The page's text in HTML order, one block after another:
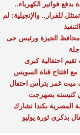
فواتير الكهرباء..
للقرار.. والإنجيلية: لم
الجيزة ورئيس حى
احتفالية كبرى
افتتاح قناة السويس
غمر يترأس احتفال
بصهرجت
بكندا تشارك
بذكرى ثورة يوليو